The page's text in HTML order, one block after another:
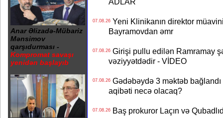
Anar Əlizadə-Mübariz
Mənsimov
qarşıdurması -
Kompromat savaşı
yenidən başlayıb
07.08.26Yeni Klinikanın direktor müavini
Bayramovdan əmr
07.08.26Girişi pullu edilən Ramramay
vəziyyətdədir - VİDEO
07.08.26Gədəbəydə 3 məktəb
aqibəti necə olacaq?
07.08.26Baş prokuror Laçın və